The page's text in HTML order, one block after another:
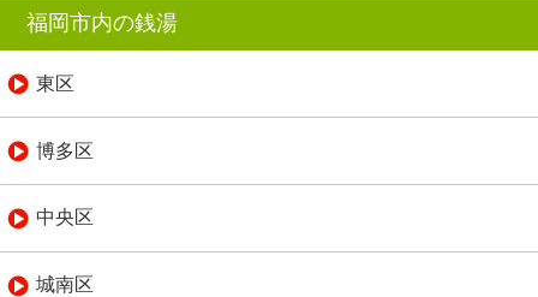
福岡市内の銭湯
東区
博多区
中央区
城南区